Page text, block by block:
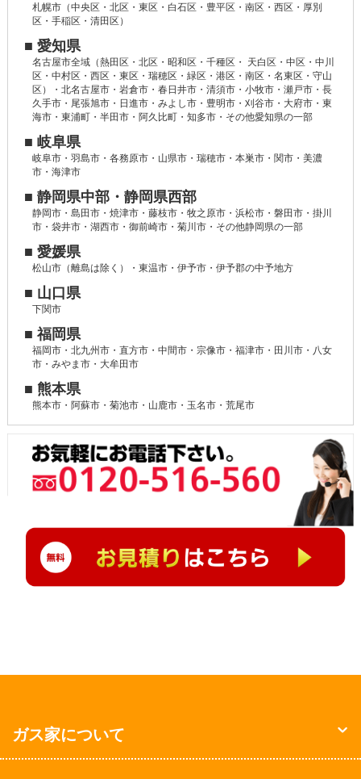
札幌市（中央区・北区・東区・白石区・豊平区・南区・西区・厚別
区・手稲区・清田区）
■ 愛知県
名古屋市全域（熱田区・北区・昭和区・千種区・ 天白区・中区・中川
区・中村区・西区・東区・瑞穂区・緑区・港区・南区・名東区・守山
区）・北名古屋市・岩倉市・春日井市・清須市・小牧市・瀬戸市・長
久手市・尾張旭市・日進市・みよし市・豊明市・刈谷市・大府市・東
海市・東浦町・半田市・阿久比町・知多市・その他愛知県の一部
■ 岐阜県
岐阜市・羽島市・各務原市・山県市・瑞穂市・本巣市・関市・美濃
市・海津市
■ 静岡県中部・静岡県西部
静岡市・島田市・焼津市・藤枝市・牧之原市・浜松市・磐田市・掛川
市・袋井市・湖西市・御前崎市・菊川市・その他静岡県の一部
■ 愛媛県
松山市（離島は除く）・東温市・伊予市・伊予郡の中予地方
■ 山口県
下関市
■ 福岡県
福岡市・北九州市・直方市・中間市・宗像市・福津市・田川市・八女
市・みやま市・大牟田市
■ 熊本県
熊本市・阿蘇市・菊池市・山鹿市・玉名市・荒尾市
ガス家について